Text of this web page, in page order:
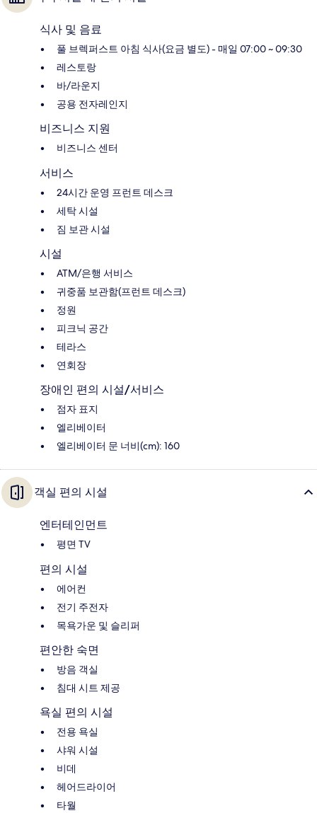
식사 및 음료
풀 브렉퍼스트 아침 식사(요금 별도) - 매일 07:00 ~ 09:30
레스토랑
바/라운지
공용 전자레인지
비즈니스 지원
비즈니스 센터
서비스
24시간 운영 프런트 데스크
세탁 시설
짐 보관 시설
시설
ATM/은행 서비스
귀중품 보관함(프런트 데스크)
정원
피크닉 공간
테라스
연회장
장애인 편의 시설/서비스
점자 표지
엘리베이터
엘리베이터 문 너비(cm): 160
객실 편의 시설
엔터테인먼트
평면 TV
편의 시설
에어컨
전기 주전자
목욕가운 및 슬리퍼
편안한 숙면
방음 객실
침대 시트 제공
욕실 편의 시설
전용 욕실
샤워 시설
비데
헤어드라이어
타월